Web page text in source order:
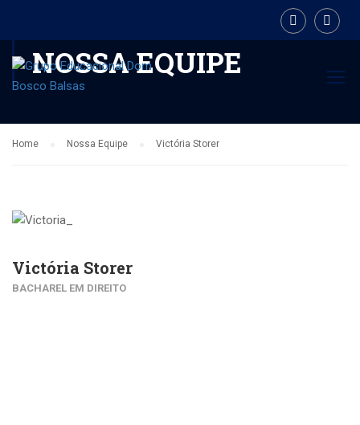
NOSSA EQUIPE
Home Nossa Equipe Victória Storer
Victória Storer
BACHAREL EM DIREITO